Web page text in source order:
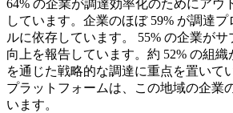
64% の企業が調達効率化のためにアウ
しています。企業のほぼ 59% が調達
ルに依存しています。 55% の企業が
向上を報告しています。約 52% の組
を通じた戦略的な調達に重点を置いて
プラットフォームは、この地域の企業
います。